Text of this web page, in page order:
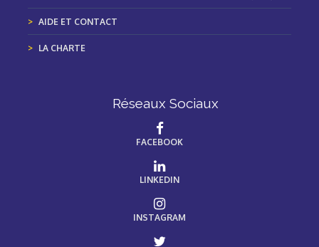
AIDE ET CONTACT
LA CHARTE
Réseaux Sociaux
FACEBOOK
LINKEDIN
INSTAGRAM